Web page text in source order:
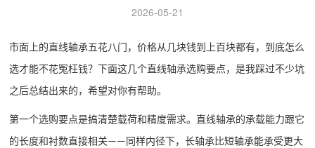
2026-05-21
市面上的直线轴承五花八门，价格从几块钱到上百块都有，到底怎么
选才能不花冤枉钱？下面这几个直线轴承选购要点，是我踩过不少坑
之后总结出来的，希望对你有帮助。
第一个选购要点是搞清楚载荷和精度需求。直线轴承的承载能力跟它
的长度和衬数直接相关—— 同样内径下，长轴承比短轴承能承受更大